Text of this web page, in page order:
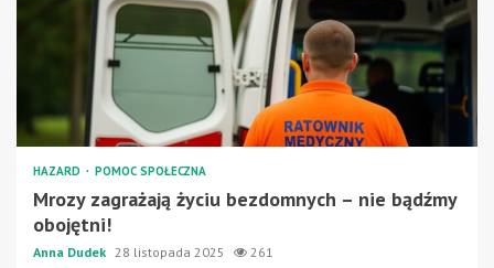
HAZARD POMOC SPOŁECZNA
Mrozy zagrażają życiu bezdomnych – nie bądźmy
obojętni!
Anna Dudek 28 listopada 2025 261